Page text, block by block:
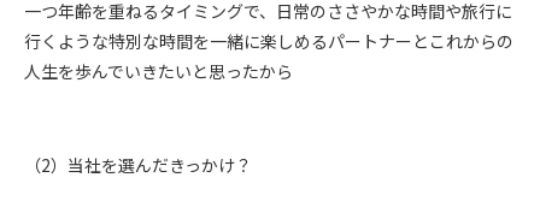
一つ年齢を重ねるタイミングで、日常のささやかな時間や旅行に
行くような特別な時間を一緒に楽しめるパートナーとこれからの
人生を歩んでいきたいと思ったから
（2）当社を選んだきっかけ？